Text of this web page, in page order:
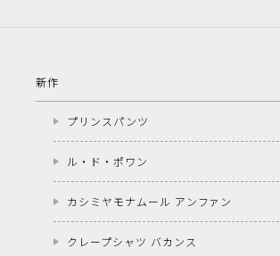
新作
プリンスパンツ
ル・ド・ポワン
カシミヤモナムール アンファン
クレープシャツ バカンス